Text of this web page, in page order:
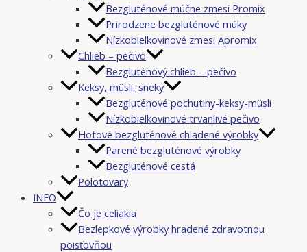
Bezgluténové múčne zmesi Promix
Prirodzene bezgluténové múky
Nízkobielkovinové zmesi Apromix
Chlieb – pečivo
Bezgluténový chlieb – pečivo
Keksy, müsli, sneky
Bezgluténové pochutiny-keksy-müsli
Nízkobielkovinové trvanlivé pečivo
Hotové bezgluténové chladené výrobky
Parené bezgluténové výrobky
Bezgluténové cestá
Polotovary
INFO
Čo je celiakia
Bezlepkové výrobky hradené zdravotnou
poisťovňou